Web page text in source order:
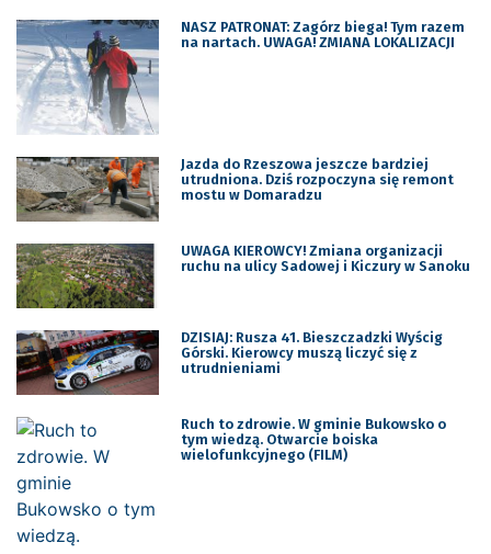
NASZ PATRONAT: Zagórz biega! Tym razem
na nartach. UWAGA! ZMIANA LOKALIZACJI
Jazda do Rzeszowa jeszcze bardziej
utrudniona. Dziś rozpoczyna się remont
mostu w Domaradzu
UWAGA KIEROWCY! Zmiana organizacji
ruchu na ulicy Sadowej i Kiczury w Sanoku
DZISIAJ: Rusza 41. Bieszczadzki Wyścig
Górski. Kierowcy muszą liczyć się z
utrudnieniami
Ruch to zdrowie. W gminie Bukowsko o
tym wiedzą. Otwarcie boiska
wielofunkcyjnego (FILM)